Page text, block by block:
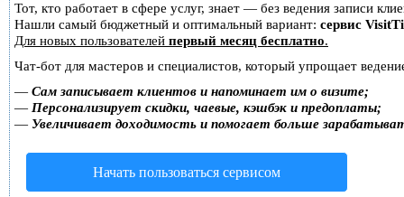
Тот, кто работает в сфере услуг, знает — без ведения записи
Нашли самый бюджетный и оптимальный вариант: сервис
Для новых пользователей первый месяц бесплатно.
Чат-бот для мастеров и специалистов, который упрощает
— Сам записывает клиентов и напоминает им о визите;
— Персонализирует скидки, чаевые, кэшбэк и предоплаты;
— Увеличивает доходимость и помогает больше
Начать пользоваться сервисом